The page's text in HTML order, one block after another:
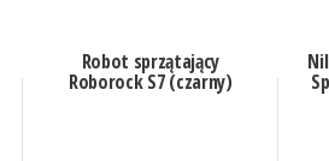
Robot sprzątający
Roborock S7 (czarny)